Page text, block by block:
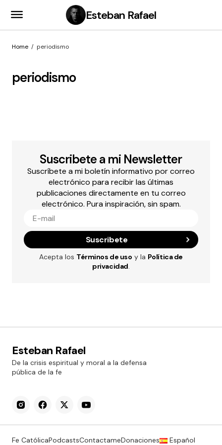
Esteban Rafael
Home periodismo
periodismo
Suscribete a mi Newsletter
Suscríbete a mi boletín informativo por correo
electrónico para recibir las últimas
publicaciones directamente en tu correo
electrónico. Pura inspiración, sin spam.
Suscribete
Acepta los Términos de uso y la Política de
privacidad.
Esteban Rafael
De la crisis espiritual y moral a la defensa
pública de la fe
Fe CatólicaPodcastsContactameDonaciones Español